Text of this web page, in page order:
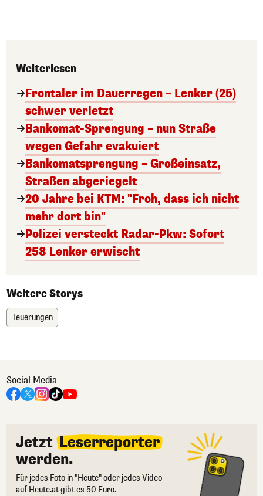
Weiterlesen
Frontaler im Dauerregen – Lenker (25)
schwer verletzt
Bankomat-Sprengung – nun Straße
wegen Gefahr evakuiert
Bankomatsprengung – Großeinsatz,
Straßen abgeriegelt
20 Jahre bei KTM: "Froh, dass ich nicht
mehr dort bin"
Polizei versteckt Radar-Pkw: Sofort
258 Lenker erwischt
Weitere Storys
Teuerungen
Social Media
Jetzt Leserreporter
werden.
Für jedes Foto in "Heute" oder jedes Video
auf Heute.at gibt es 50 Euro.